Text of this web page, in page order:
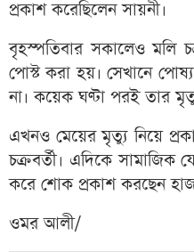
প্রকাশ করেছিলেন সায়নী।
বৃহস্পতিবার সকালেও মলি
পোস্ট করা হয়। সেখানে
না। কয়েক ঘণ্টা পরই তার
এখনও মেয়ের মৃত্যু নিয়ে
চক্রবর্তী। এদিকে সামাজিক
করে শোক প্রকাশ করছেন
ওমর আলী/